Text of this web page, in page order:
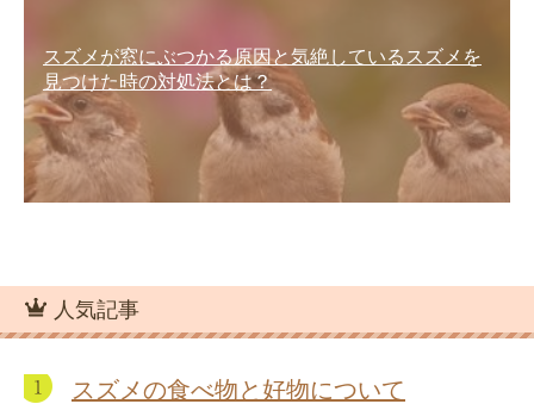
スズメが窓にぶつかる原因と気絶しているスズメを
見つけた時の対処法とは？
人気記事
スズメの食べ物と好物について